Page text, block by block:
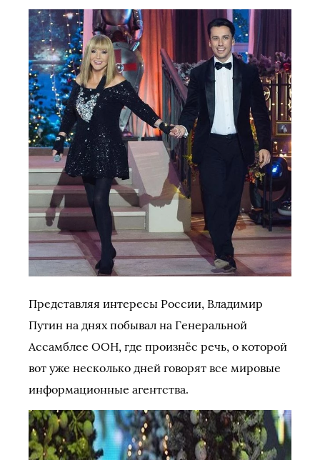
Представляя интересы России, Владимир
Путин на днях побывал на Генеральной
Ассамблее ООН, где произнёс речь, о которой
вот уже несколько дней говорят все мировые
информационные агентства.